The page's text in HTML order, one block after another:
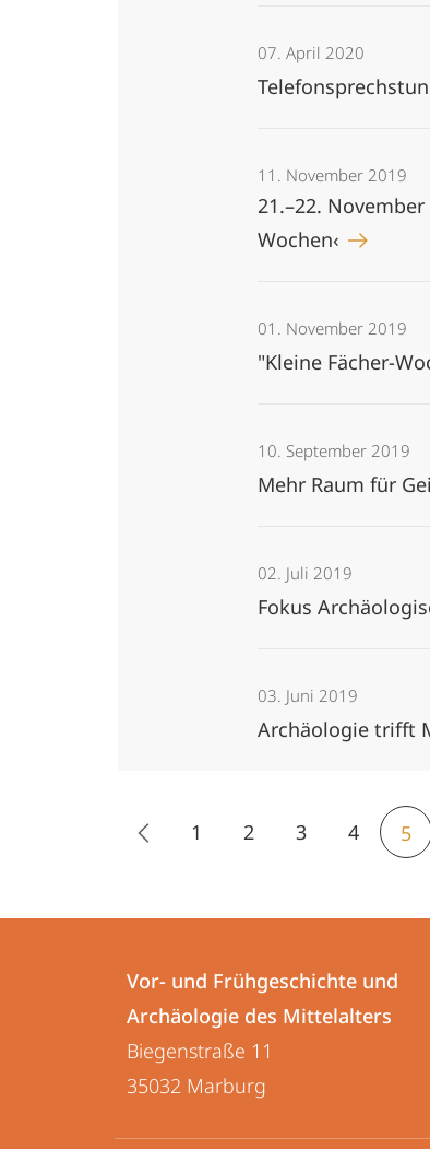
07. April 2020
11. November 2019
21.–22.
Wochen‹
01. November 2019
"Kleine Fächer-
10. September 2019
Mehr Raum für
02. Juli 2019
Fokus
03. Juni 2019
Archäologie trifft
1 2 3 4 5
Informationen
Kontaktinformationen
Vor-
und
Frühgeschichte
Vor- und Frühgeschichte und
Archäologie des Mittelalters
Biegenstraße 11
35032 Marburg